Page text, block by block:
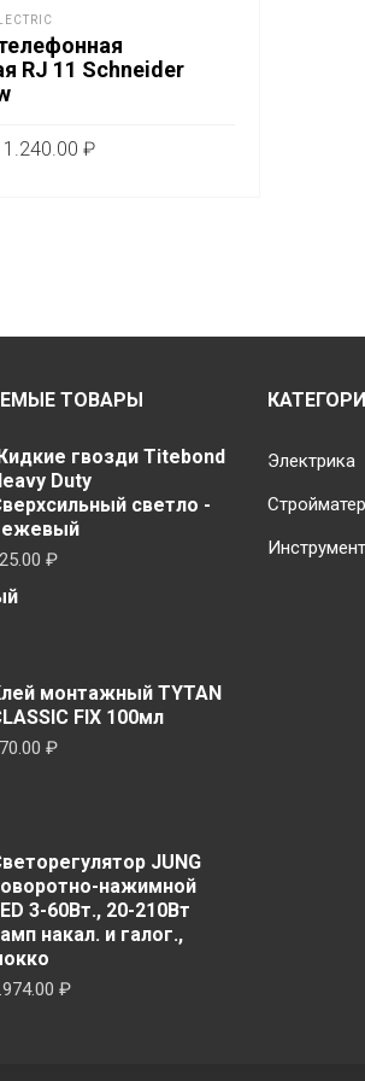
RJ 11 Schneider
1.240.00 ₽Диапазон
Опции
выбрать
странице
ТОВАРЫ
гвозди Titebond
Duty
светло -
₽
монтажный TYTAN
FIX 100мл
₽
JUNG
нажимной
3-60Вт., 20-210Вт
накал. и галог.,
₽
Электрика